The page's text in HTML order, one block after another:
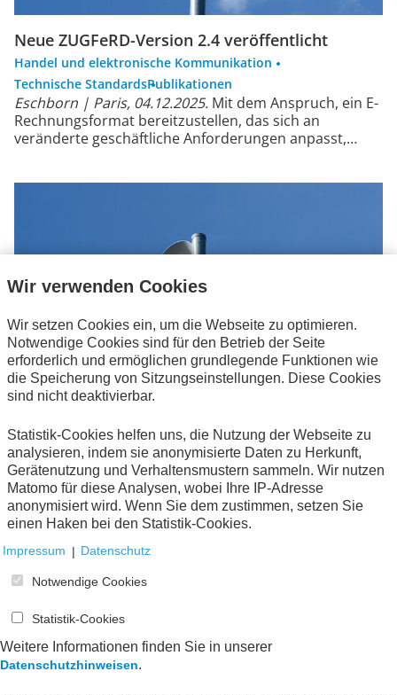
Neue ZUGFeRD-Version 2.4 veröffentlicht
Handel und elektronische Kommunikation
Technische StandardsPublikationen
Eschborn | Paris, 04.12.2025. Mit dem Anspruch, ein E-
Rechnungsformat bereitzustellen, das sich an
veränderte geschäftliche Anforderungen anpasst,…
Neue ZUGFeRD-Version 2.3.2 veröffentlicht
Handel und elektronische Kommunikation
Technische Standards
FeRD und FNFE-MPE publizieren einen EN 16931
konformen und frei zugänglichen Standard.
Wir verwenden Cookies
Wir setzen Cookies ein, um die Webseite zu optimieren.
Notwendige Cookies sind für den Betrieb der Seite
erforderlich und ermöglichen grundlegende Funktionen wie
die Speicherung von Sitzungseinstellungen. Diese Cookies
sind nicht deaktivierbar.
Statistik-Cookies helfen uns, die Nutzung der Webseite zu
analysieren, indem sie anonymisierte Daten zu Herkunft,
Gerätenutzung und Verhaltensmustern sammeln. Wir nutzen
Matomo für diese Analysen, wobei Ihre IP-Adresse
anonymisiert wird. Wenn Sie dem zustimmen, setzen Sie
einen Haken bei den Statistik-Cookies.
Impressum | Datenschutz
Notwendige Cookies
Statistik-Cookies
Weitere Informationen finden Sie in unserer
Datenschutzhinweisen.